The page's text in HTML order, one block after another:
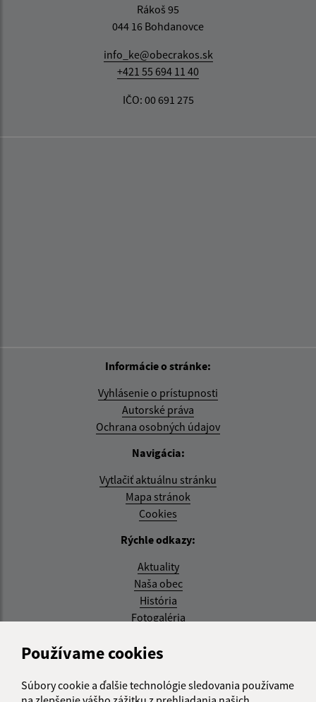
Používame cookies
Súbory cookie a ďalšie technológie sledovania používame
Rákoš 95
044 16 Bohdanovce
info_ke@obecrakos.sk
+421 55 694 11 40
IČO: 00 691 275
Informácie o stránke:
Vyhlásenie o prístupnosti
Autorské práva
Ochrana osobných údajov
Navigácia:
Vytlačiť aktuálnu stránku
Mapa stránok
Cookies
Rýchle odkazy:
Aktuality
Naša obec
História
Fotogaléria
Aktualizované:
RSS